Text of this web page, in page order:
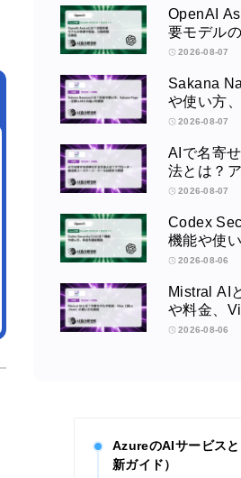
OpenAI
要モデル
開時期を解
2026-08-07
Sakana
や使い方
主要LLM
2026-08-07
AIで名寄
法とは？
業ユース
2026-08-07
Codex
機能や使
解説
2026-08-06
Mistral AI
や料金、
の使い方を
2026-08-06
AzureのAIサービス
新ガイド）